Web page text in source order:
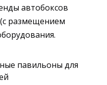
павильоны для
автобоксов
размещением